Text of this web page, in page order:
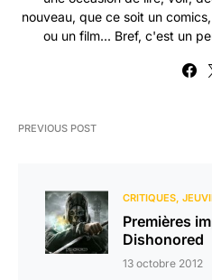
nouveau, que ce soit un
ou un film... Bref, c'est un
PREVIOUS POST
CRITIQUES
Premières
Dishonored
13 octobre 2012